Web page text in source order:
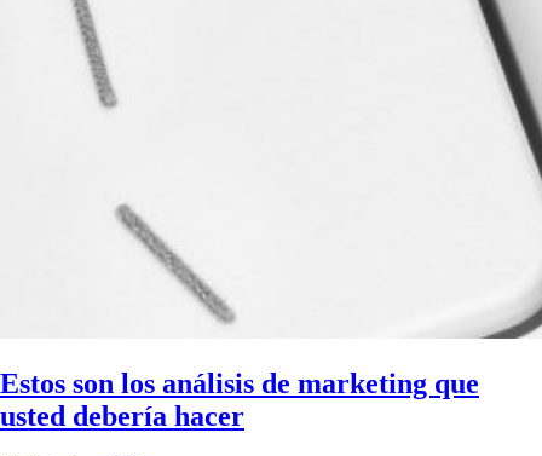
Estos son los análisis de marketing que
usted debería hacer